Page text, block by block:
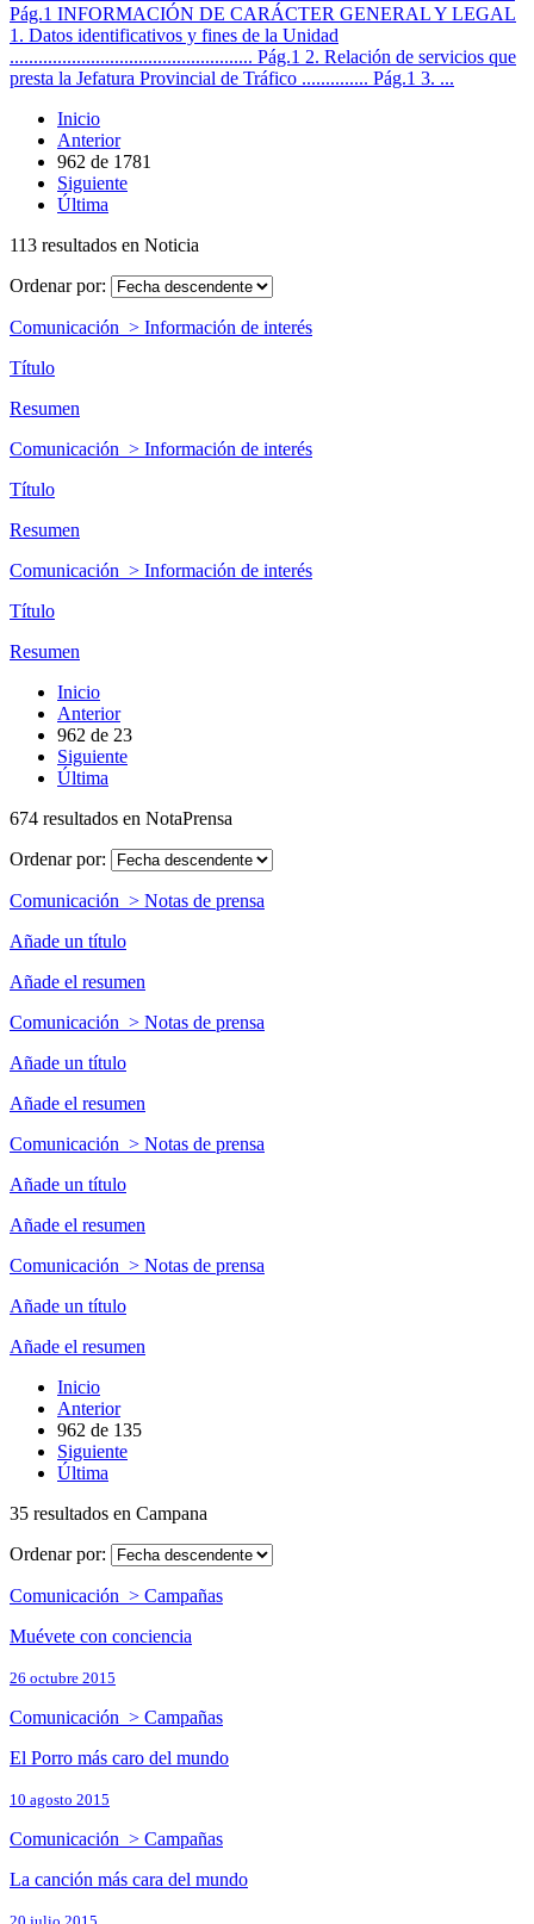
Pág.1 INFORMACIÓN DE CARÁCTER GENERAL Y LEGAL
1. Datos identificativos y fines de la Unidad
................................................... Pág.1 2. Relación de servicios que
presta la Jefatura Provincial de Tráfico .............. Pág.1 3. ...
Inicio
Anterior
962 de 1781
Siguiente
Última
113 resultados en Noticia
Ordenar por:
Comunicación > Información de interés
Título
Resumen
Comunicación > Información de interés
Título
Resumen
Comunicación > Información de interés
Título
Resumen
Inicio
Anterior
962 de 23
Siguiente
Última
674 resultados en NotaPrensa
Ordenar por:
Comunicación > Notas de prensa
Añade un título
Añade el resumen
Comunicación > Notas de prensa
Añade un título
Añade el resumen
Comunicación > Notas de prensa
Añade un título
Añade el resumen
Comunicación > Notas de prensa
Añade un título
Añade el resumen
Inicio
Anterior
962 de 135
Siguiente
Última
35 resultados en Campana
Ordenar por:
Comunicación > Campañas
Muévete con conciencia
26 octubre 2015
Comunicación > Campañas
El Porro más caro del mundo
10 agosto 2015
Comunicación > Campañas
La canción más cara del mundo